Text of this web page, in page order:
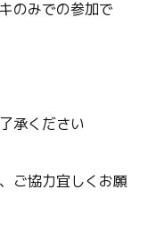
のみでの参加で
承ください
ご協力宜しくお願